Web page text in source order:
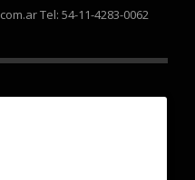
Tel: 54-11-4283-0062